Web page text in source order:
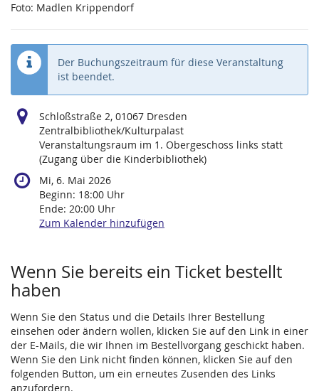
Foto: Madlen Krippendorf
Der Buchungszeitraum für diese Veranstaltung
ist beendet.
Schloßstraße 2, 01067 Dresden
Zentralbibliothek/Kulturpalast
Veranstaltungsraum im 1. Obergeschoss links statt
(Zugang über die Kinderbibliothek)
Mi, 6. Mai 2026
Beginn: 18:00 Uhr
Ende: 20:00 Uhr
Zum Kalender hinzufügen
Wenn Sie bereits ein Ticket bestellt
haben
Wenn Sie den Status und die Details Ihrer Bestellung
einsehen oder ändern wollen, klicken Sie auf den Link in einer
der E-Mails, die wir Ihnen im Bestellvorgang geschickt haben.
Wenn Sie den Link nicht finden können, klicken Sie auf den
folgenden Button, um ein erneutes Zusenden des Links
anzufordern.